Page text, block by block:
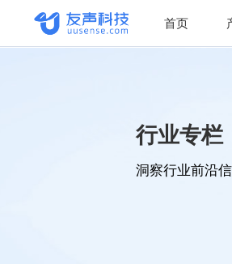
首页
行业专栏
洞察行业前沿